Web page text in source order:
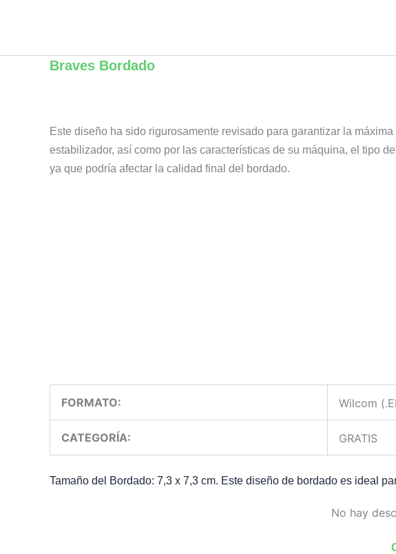
Braves Bordado
Este diseño ha sido rigurosamente revisado para garantizar la
estabilizador, así como por las características de su máquina, el tipo
ya que podría afectar la calidad final del bordado.
FORMATO: Wilcom
CATEGORÍA: GRATIS
Tamaño del Bordado: 7,3 x 7,3 cm. Este diseño de bordado es ideal
No hay